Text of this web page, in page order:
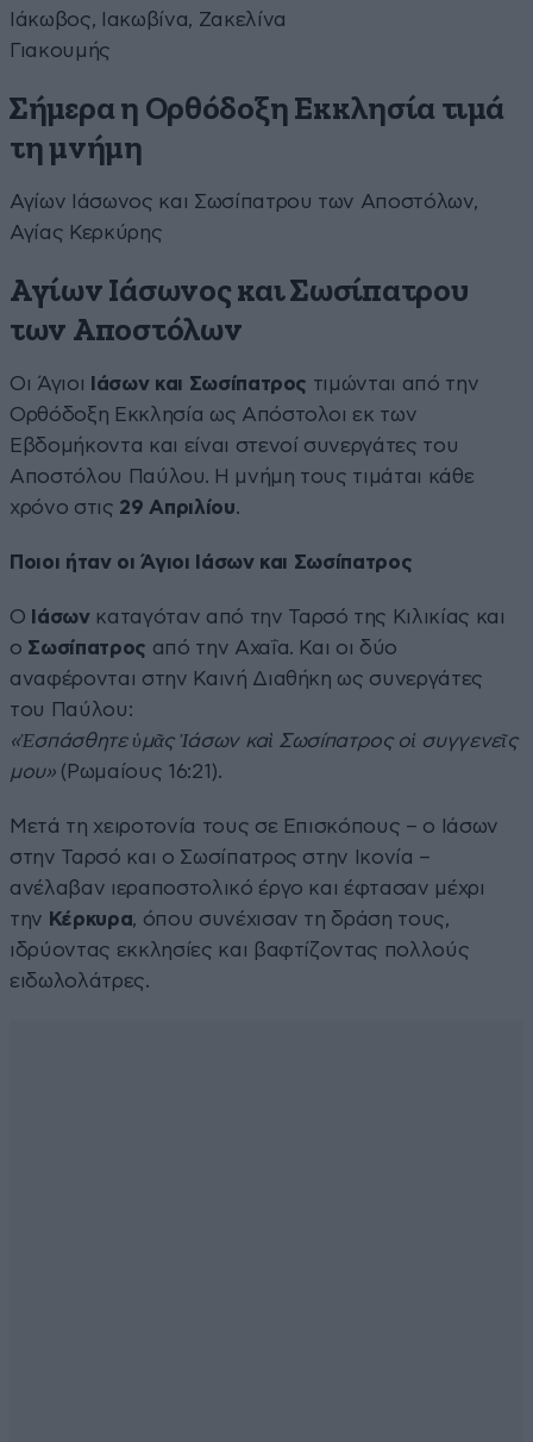
Ιάκωβος, Ιακωβίνα, Ζακελίνα
Γιακουμής
Σήμερα η Ορθόδοξη Εκκλησία τιμά
τη μνήμη
Αγίων Ιάσωνος και Σωσίπατρου των Αποστόλων,
Αγίας Κερκύρης
Αγίων Ιάσωνος και Σωσίπατρου
των Αποστόλων
Οι Άγιοι Ιάσων και Σωσίπατρος τιμώνται από την
Ορθόδοξη Εκκλησία ως Απόστολοι εκ των
Εβδομήκοντα και είναι στενοί συνεργάτες του
Αποστόλου Παύλου. Η μνήμη τους τιμάται κάθε
χρόνο στις 29 Απριλίου.
Ποιοι ήταν οι Άγιοι Ιάσων και Σωσίπατρος
Ο Ιάσωνκαταγόταν από την Ταρσό της Κιλικίας και
ο Σωσίπατρος από την Αχαΐα. Και οι δύο
αναφέρονται στην Καινή Διαθήκη ως συνεργάτες
του Παύλου:
«Ἐσπάσθητε ὑμᾶς Ἰάσων καὶ Σωσίπατρος οἱ συγγενεῖς
μου»(Ρωμαίους 16:21).
Μετά τη χειροτονία τους σε Επισκόπους – ο Ιάσων
στην Ταρσό και ο Σωσίπατρος στην Ικονία –
ανέλαβαν ιεραποστολικό έργο και έφτασαν μέχρι
την Κέρκυρα, όπου συνέχισαν τη δράση τους,
ιδρύοντας εκκλησίες και βαφτίζοντας πολλούς
ειδωλολάτρες.